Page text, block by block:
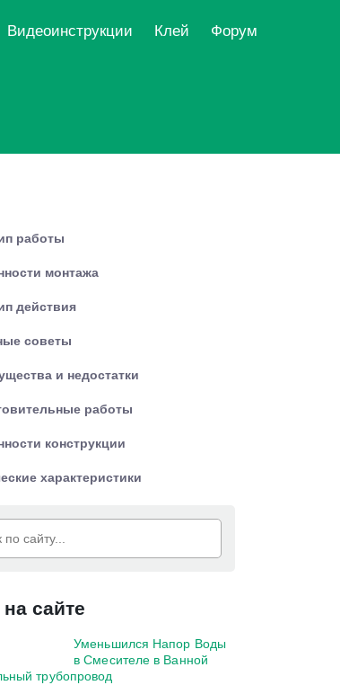
Видеоинструкции Клей Форум
работы
монтажа
действия
советы
и недостатки
работы
конструкции
характеристики
сайте
Уменьшился Напор Воды
в Смесителе в Ванной
трубопровод